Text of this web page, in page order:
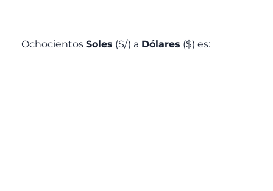
Ochocientos Soles (S/) a Dólares ($) es: